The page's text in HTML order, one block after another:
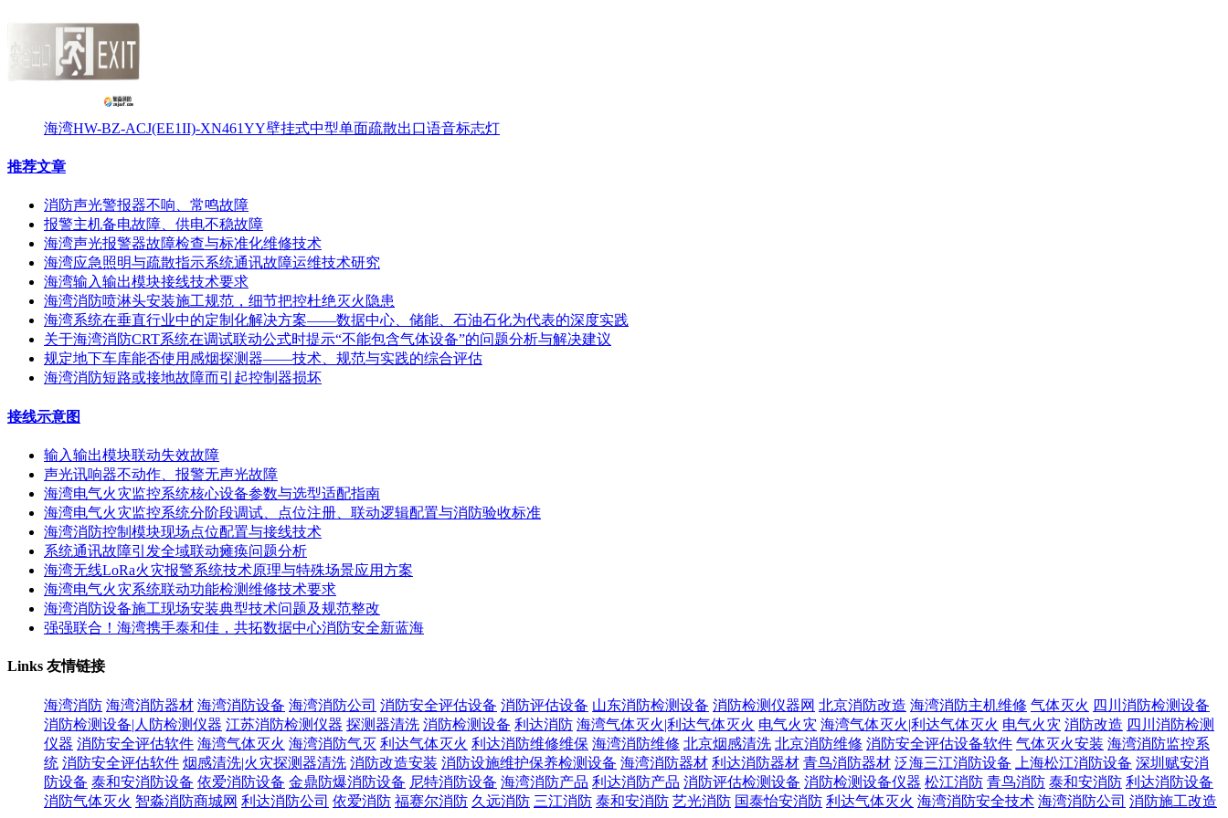
海湾HW-BZ-ACJ(EE1II)-XN461YY壁挂式中型单面疏散出口语音标志灯
推荐文章
消防声光警报器不响、常鸣故障
报警主机备电故障、供电不稳故障
海湾声光报警器故障检查与标准化维修技术
海湾应急照明与疏散指示系统通讯故障运维技术研究
海湾输入输出模块接线技术要求
海湾消防喷淋头安装施工规范，细节把控杜绝灭火隐患
海湾系统在垂直行业中的定制化解决方案——数据中心、储能、石油石化为代表的深度实践
关于海湾消防CRT系统在调试联动公式时提示“不能包含气体设备”的问题分析与解决建议
规定地下车库能否使用感烟探测器——技术、规范与实践的综合评估
海湾消防短路或接地故障而引起控制器损坏
接线示意图
输入输出模块联动失效故障
声光讯响器不动作、报警无声光故障
海湾电气火灾监控系统核心设备参数与选型适配指南
海湾电气火灾监控系统分阶段调试、点位注册、联动逻辑配置与消防验收标准
海湾消防控制模块现场点位配置与接线技术
系统通讯故障引发全域联动瘫痪问题分析
海湾无线LoRa火灾报警系统技术原理与特殊场景应用方案
海湾电气火灾系统联动功能检测维修技术要求
海湾消防设备施工现场安装典型技术问题及规范整改
强强联合！海湾携手泰和佳，共拓数据中心消防安全新蓝海
Links 友情链接
海湾消防 海湾消防器材 海湾消防设备 海湾消防公司 消防安全评估设备 消防评估设备 山东消防检测设备 消防检测仪器网 北京消防改造 海湾消防主机维修 气体灭火 四川消防检测设备
消防检测设备|人防检测仪器 江苏消防检测仪器 探测器清洗 消防检测设备 利达消防 海湾气体灭火|利达气体灭火 电气火灾 海湾气体灭火|利达气体灭火 电气火灾 消防改造 四川消防检测
仪器 消防安全评估软件 海湾气体灭火 海湾消防气灭 利达气体灭火 利达消防维修维保 海湾消防维修 北京烟感清洗 北京消防维修 消防安全评估设备软件 气体灭火安装 海湾消防监控系
统 消防安全评估软件 烟感清洗|火灾探测器清洗 消防改造安装 消防设施维护保养检测设备 海湾消防器材 利达消防器材 青鸟消防器材 泛海三江消防设备 上海松江消防设备 深圳赋安消
防设备 泰和安消防设备 依爱消防设备 金鼎防爆消防设备 尼特消防设备 海湾消防产品 利达消防产品 消防评估检测设备 消防检测设备仪器 松江消防 青鸟消防 泰和安消防 利达消防设备
消防气体灭火 智淼消防商城网 利达消防公司 依爱消防 福赛尔消防 久远消防 三江消防 泰和安消防 艺光消防 国泰怡安消防 利达气体灭火 海湾消防安全技术 海湾消防公司 消防施工改造